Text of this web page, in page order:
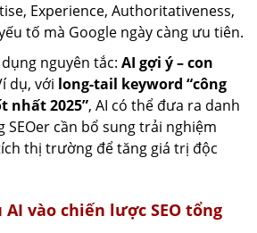
Experience, Authoritativeness,
tố mà Google ngày càng ưu tiên.
nguyên tắc:AI gợi ý – con
dụ, với long-tail keyword “công
nhất 2025”, AI có thể đưa ra danh
SEOer cần bổ sung trải nghiệm
thị trường để tăng giá trị độc
AI vào chiến lược SEO tổng